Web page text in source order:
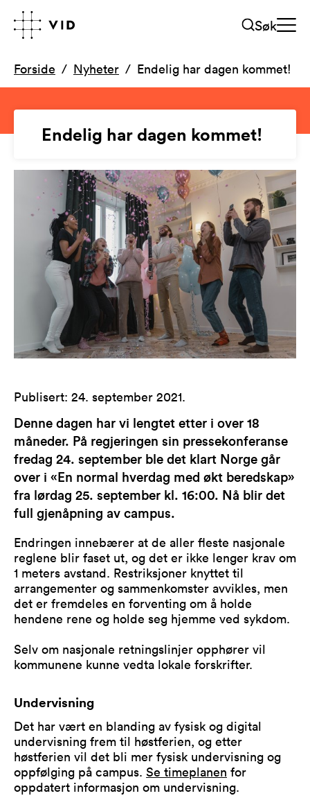
Søk
Forside Nyheter Endelig har dagen kommet!
Endelig har dagen kommet!
Publisert: 24. september 2021.
Denne dagen har vi lengtet etter i over 18
måneder. På regjeringen sin pressekonferanse
fredag 24. september ble det klart Norge går
over i «En normal hverdag med økt beredskap»
fra lørdag 25. september kl. 16:00. Nå blir det
full gjenåpning av campus.
Endringen innebærer at de aller fleste nasjonale
reglene blir faset ut, og det er ikke lenger krav om
1 meters avstand. Restriksjoner knyttet til
arrangementer og sammenkomster avvikles, men
det er fremdeles en forventing om å holde
hendene rene og holde seg hjemme ved sykdom.
Selv om nasjonale retningslinjer opphører vil
kommunene kunne vedta lokale forskrifter.
Undervisning
Det har vært en blanding av fysisk og digital
undervisning frem til høstferien, og etter
høstferien vil det bli mer fysisk undervisning og
oppfølging på campus. Se timeplanen for
oppdatert informasjon om undervisning.